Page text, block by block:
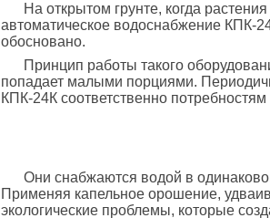
На открытом грунте, когда
автоматическое водоснабжение КПК-
обосновано.
Принцип работы такого
попадает малыми порциями.
КПК-24К соответственно потребностям
Они снабжаются водой в
Применяя капельное орошение,
экологические проблемы, которые